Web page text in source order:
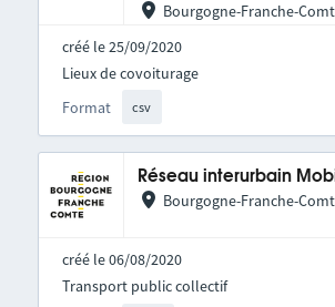
Bourgogne-Franche-
créé le 25/09/2020
Format csv
Lieux de covoiturage
Réseau interurbain
Bourgogne-Franche-
créé le 06/08/2020
Transport public collectif